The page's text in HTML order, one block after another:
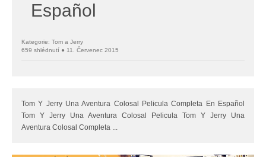
Español
Kategorie: Tom a Jerry
659 shlédnutí ● 11. Červenec 2015
Tom Y Jerry Una Aventura Colosal Pelicula Completa En Español
Tom Y Jerry Una Aventura Colosal Pelicula Tom Y Jerry Una
Aventura Colosal Completa ...